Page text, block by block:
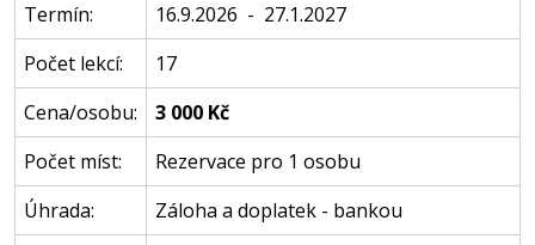
Termín:
16.9.2026 - 27.1.2027
Počet lekcí:
17
Cena/osobu:
3 000 Kč
Počet míst:
Rezervace pro 1 osobu
Úhrada:
Záloha a doplatek - bankou